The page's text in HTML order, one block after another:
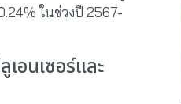
ในช่วงปี 2567-
อนเซอร์และ